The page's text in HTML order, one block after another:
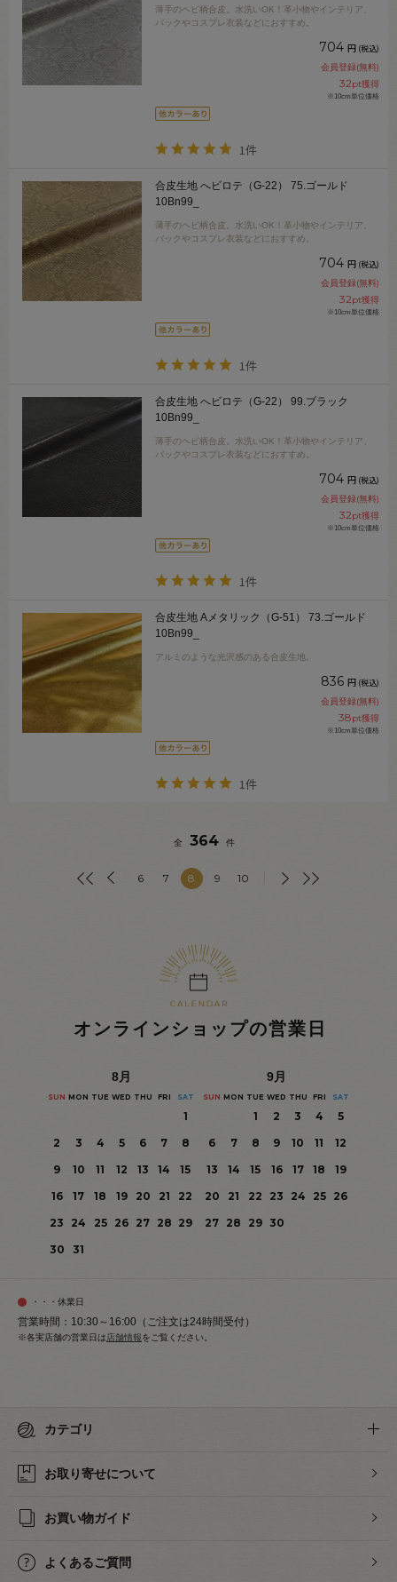
薄手のヘビ柄合皮。水洗いOK！革小物やインテリア、
バックやコスプレ衣装などにおすすめ。
704 円 (税込)
会員登録(無料)
32pt獲得
※10cm単位価格
1件
合皮生地 へビロテ（G-22） 75.ゴールド
10Bn99_
薄手のヘビ柄合皮。水洗いOK！革小物やインテリア、
バックやコスプレ衣装などにおすすめ。
704 円 (税込)
会員登録(無料)
32pt獲得
※10cm単位価格
1件
合皮生地 へビロテ（G-22） 99.ブラック
10Bn99_
薄手のヘビ柄合皮。水洗いOK！革小物やインテリア、
バックやコスプレ衣装などにおすすめ。
704 円 (税込)
会員登録(無料)
32pt獲得
※10cm単位価格
1件
合皮生地 Aメタリック（G-51） 73.ゴールド
10Bn99_
アルミのような光沢感のある合皮生地。
836 円 (税込)
会員登録(無料)
38pt獲得
※10cm単位価格
1件
全 364 件
6 7 8 9 10
オンラインショップの営業日
8月
SUN MON TUE WED THU FRI SAT
1
2
3 4 5 6 7
8
9
10 11 12 13 14
15
16
17 18 19 20 21
22
23
24 25 26 27 28 29
30
31
9月
SUN MON TUE WED THU FRI SAT
1 2 3 4
5
6
7 8 9 10 11
12
13
14 15 16 17 18
19
20
21 22 23 24 25
26
27 28 29 30
・・・休業日
営業時間：10:30～16:00（ご注文は24時間受付）
※各実店舗の営業日は 店舗情報をご覧ください。
カテゴリ
お取り寄せについて
お買い物ガイド
よくあるご質問